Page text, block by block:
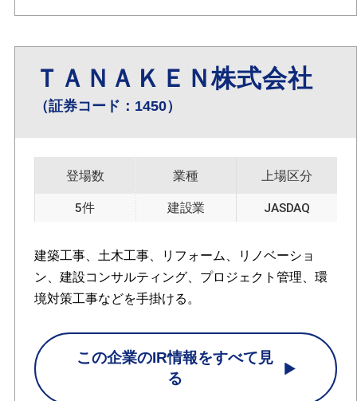
ＴＡＮＡＫＥＮ株式会社
（証券コード：1450）
登場数
5件
業種
建設業
上場区分
JASDAQ
建築工事、土木工事、リフォーム、リノベーショ
ン、建設コンサルティング、プロジェクト管理、環
境対策工事などを手掛ける。
この企業のIR情報をすべて見
る